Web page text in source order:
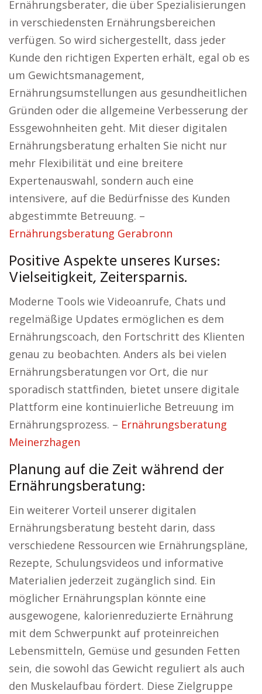
Ernährungsberater, die über Spezialisierungen
in verschiedensten Ernährungsbereichen
verfügen. So wird sichergestellt, dass jeder
Kunde den richtigen Experten erhält, egal ob es
um Gewichtsmanagement,
Ernährungsumstellungen aus gesundheitlichen
Gründen oder die allgemeine Verbesserung der
Essgewohnheiten geht. Mit dieser digitalen
Ernährungsberatung erhalten Sie nicht nur
mehr Flexibilität und eine breitere
Expertenauswahl, sondern auch eine
intensivere, auf die Bedürfnisse des Kunden
abgestimmte Betreuung. –
Ernährungsberatung Gerabronn
Positive Aspekte unseres Kurses:
Vielseitigkeit, Zeitersparnis.
Moderne Tools wie Videoanrufe, Chats und
regelmäßige Updates ermöglichen es dem
Ernährungscoach, den Fortschritt des Klienten
genau zu beobachten. Anders als bei vielen
Ernährungsberatungen vor Ort, die nur
sporadisch stattfinden, bietet unsere digitale
Plattform eine kontinuierliche Betreuung im
Ernährungsprozess. – Ernährungsberatung
Meinerzhagen
Planung auf die Zeit während der
Ernährungsberatung:
Ein weiterer Vorteil unserer digitalen
Ernährungsberatung besteht darin, dass
verschiedene Ressourcen wie Ernährungspläne,
Rezepte, Schulungsvideos und informative
Materialien jederzeit zugänglich sind. Ein
möglicher Ernährungsplan könnte eine
ausgewogene, kalorienreduzierte Ernährung
mit dem Schwerpunkt auf proteinreichen
Lebensmitteln, Gemüse und gesunden Fetten
sein, die sowohl das Gewicht reguliert als auch
den Muskelaufbau fördert. Diese Zielgruppe